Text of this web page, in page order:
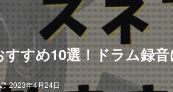
すめ10選！ドラム録
2023年4月24日